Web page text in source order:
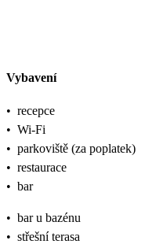
Vybavení
• recepce
• Wi-Fi
• parkoviště (za poplatek)
• restaurace
• bar
• bar u bazénu
• střešní terasa